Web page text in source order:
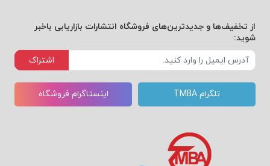
از تخفیف‌ها و جدیدترین‌های فروشگاه انتشارات بازاریابی باخبر
شوید:
اشتراک
تلگرام TMBA اینستاگرام فروشگاه